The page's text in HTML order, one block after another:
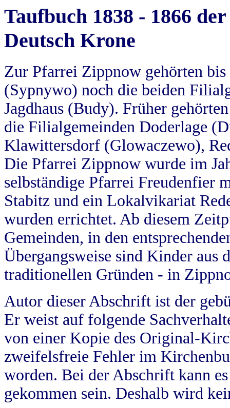
Taufbuch 1838 - 1866
Deutsch Krone
Zur Pfarrei Zippnow gehörten
(Sypnywo) noch die beiden
Jagdhaus (Budy). Früher
die Filialgemeinden Doderlage
Klawittersdorf (Glowaczewo),
Die Pfarrei Zippnow wurde im
selbständige Pfarrei Freudenfier
Stabitz und ein Lokalvikariat
wurden errichtet. Ab diesem
Gemeinden, in den
Übergangsweise sind Kinder aus
traditionellen Gründen - in
Autor dieser Abschrift ist der
Er weist auf folgende
von einer Kopie des Original-
zweifelsfreie Fehler im
worden. Bei der Abschrift kann
gekommen sein. Deshalb wird